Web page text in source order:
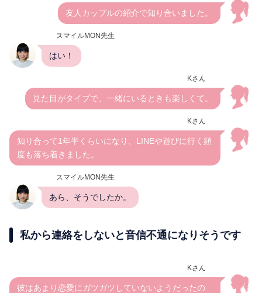
友人カップルの紹介で知り合いました。
スマイルMON先生
はい！
Kさん
見た目がタイプで、一緒にいるときも楽しくて。
Kさん
知り合って1年半くらいになり、LINEや遊びに行く頻
度も落ち着きました。
スマイルMON先生
あら、そうでしたか。
私から連絡をしないと音信不通になりそうです
Kさん
彼はあまり恋愛にガツガツしていないようだったの